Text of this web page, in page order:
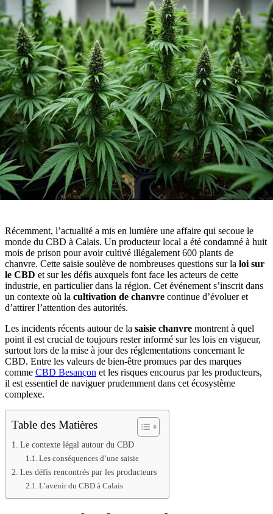
Récemment, l’actualité a mis en lumière une affaire qui secoue le
monde du CBD à Calais. Un producteur local a été condamné à huit
mois de prison pour avoir cultivé illégalement 600 plants de
chanvre. Cette saisie soulève de nombreuses questions sur la loi sur
le CBD et sur les défis auxquels font face les acteurs de cette
industrie, en particulier dans la région. Cet événement s’inscrit dans
un contexte où la cultivation de chanvre continue d’évoluer et
d’attirer l’attention des autorités.
Les incidents récents autour de la saisie chanvre montrent à quel
point il est crucial de toujours rester informé sur les lois en vigueur,
surtout lors de la mise à jour des réglementations concernant le
CBD. Entre les valeurs de bien-être promues par des marques
comme CBD Besançon et les risques encourus par les producteurs,
il est essentiel de naviguer prudemment dans cet écosystème
complexe.
Table des Matières
Le contexte légal autour du CBD
Les conséquences d’une saisie
Les défis rencontrés par les producteurs
L’avenir du CBD à Calais